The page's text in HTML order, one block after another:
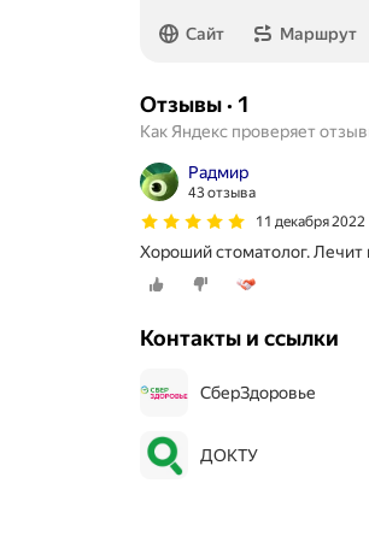
Сайт Маршрут
Номер телефона: +79899545768
Отзывы· 1
Как Яндекс проверяет
Радмир
43 отзыва
11 декабря 2022
Хороший стоматолог. Лечит
Контакты и ссылки
СберЗдоровье
ДОКТУ